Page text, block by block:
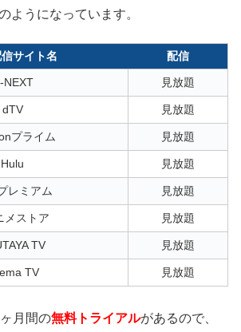
ようになっています。
サイト名 配信
NEXT 見放題
dTV 見放題
プライム 見放題
Hulu 見放題
レミアム 見放題
メストア 見放題
TV 見放題
TV 見放題
月間の無料トライアルがあるので、